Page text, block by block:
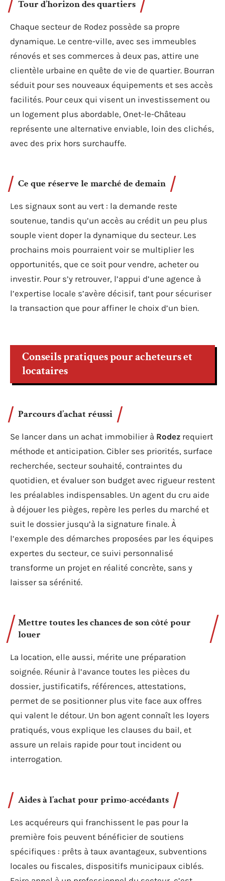
Tour d’horizon des quartiers
Chaque secteur de Rodez possède sa propre
dynamique. Le centre-ville, avec ses immeubles
rénovés et ses commerces à deux pas, attire une
clientèle urbaine en quête de vie de quartier. Bourran
séduit pour ses nouveaux équipements et ses accès
facilités. Pour ceux qui visent un investissement ou
un logement plus abordable, Onet-le-Château
représente une alternative enviable, loin des clichés,
avec des prix hors surchauffe.
Ce que réserve le marché de demain
Les signaux sont au vert : la demande reste
soutenue, tandis qu’un accès au crédit un peu plus
souple vient doper la dynamique du secteur. Les
prochains mois pourraient voir se multiplier les
opportunités, que ce soit pour vendre, acheter ou
investir. Pour s’y retrouver, l’appui d’une agence à
l’expertise locale s’avère décisif, tant pour sécuriser
la transaction que pour affiner le choix d’un bien.
Conseils pratiques pour acheteurs et
locataires
Parcours d’achat réussi
Se lancer dans un achat immobilier à Rodez requiert
méthode et anticipation. Cibler ses priorités, surface
recherchée, secteur souhaité, contraintes du
quotidien, et évaluer son budget avec rigueur restent
les préalables indispensables. Un agent du cru aide
à déjouer les pièges, repère les perles du marché et
suit le dossier jusqu’à la signature finale. À
l’exemple des démarches proposées par les équipes
expertes du secteur, ce suivi personnalisé
transforme un projet en réalité concrète, sans y
laisser sa sérénité.
Mettre toutes les chances de son côté pour
louer
La location, elle aussi, mérite une préparation
soignée. Réunir à l’avance toutes les pièces du
dossier, justificatifs, références, attestations,
permet de se positionner plus vite face aux offres
qui valent le détour. Un bon agent connaît les loyers
pratiqués, vous explique les clauses du bail, et
assure un relais rapide pour tout incident ou
interrogation.
Aides à l’achat pour primo-accédants
Les acquéreurs qui franchissent le pas pour la
première fois peuvent bénéficier de soutiens
spécifiques : prêts à taux avantageux, subventions
locales ou fiscales, dispositifs municipaux ciblés.